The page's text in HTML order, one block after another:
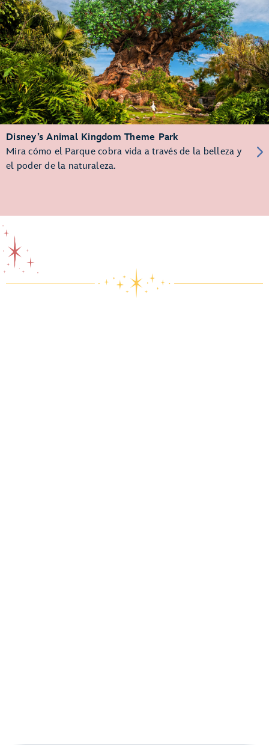
Disney’s Animal Kingdom Theme Park
Mira cómo el Parque cobra vida a través de la belleza y
el poder de la naturaleza.